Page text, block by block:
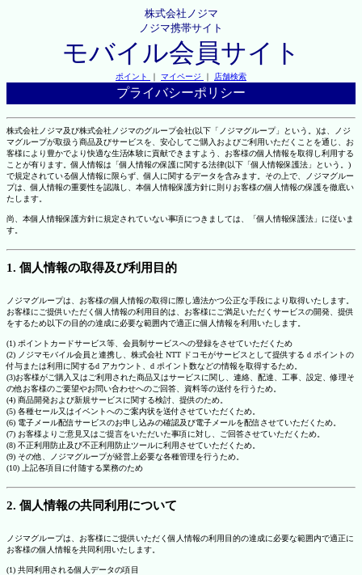
株式会社ノジマ
ノジマ携帯サイト
モバイル会員サイト
ポイント ｜ マイページ ｜ 店舗検索
プライバシーポリシー
株式会社ノジマ及び株式会社ノジマのグループ会社(以下「ノジマグループ」という。)は、ノジ
マグループが取扱う商品及びサービスを、安心してご購入およびご利用いただくことを通じ、お
客様により豊かでより快適な生活体験に貢献できますよう、お客様の個人情報を取得し利用する
ことが有ります。個人情報は「個人情報の保護に関する法律(以下「個人情報保護法」という。)
で規定されている個人情報に限らず、個人に関するデータを含みます。その上で、ノジマグルー
プは、個人情報の重要性を認識し、本個人情報保護方針に則りお客様の個人情報の保護を徹底い
たします。
尚、本個人情報保護方針に規定されていない事項につきましては、「個人情報保護法」に従いま
す。
1. 個人情報の取得及び利用目的
ノジマグループは、お客様の個人情報の取得に際し適法かつ公正な手段により取得いたします。
お客様にご提供いただく個人情報の利用目的は、お客様にご満足いただくサービスの開発、提供
をするため以下の目的の達成に必要な範囲内で適正に個人情報を利用いたします。
(1) ポイントカードサービス等、会員制サービスへの登録をさせていただくため
(2) ノジマモバイル会員と連携し、株式会社 NTT ドコモがサービスとして提供する d ポイントの
付与または利用に関するd アカウント、d ポイント数などの情報を取得するため。
(3)お客様がご購入又はご利用された商品又はサービスに関し、連絡、配達、工事、設定、修理そ
の他お客様のご要望やお問い合わせへのご回答、資料等の送付を行うため。
(4) 商品開発および新規サービスに関する検討、提供のため。
(5) 各種セール又はイベントへのご案内状を送付させていただくため。
(6) 電子メール配信サービスのお申し込みの確認及び電子メールを配信させていただくため。
(7) お客様よりご意見又はご提言をいただいた事項に対し、ご回答させていただくため。
(8) 不正利用防止及び不正利用防止ツールに利用させていただくため。
(9) その他、ノジマグループが経営上必要な各種管理を行うため。
(10) 上記各項目に付随する業務のため
2. 個人情報の共同利用について
ノジマグループは、お客様にご提供いただく個人情報の利用目的の達成に必要な範囲内で適正に
お客様の個人情報を共同利用いたします。
(1) 共同利用される個人データの項目